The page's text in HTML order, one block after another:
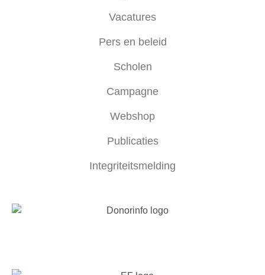
Vacatures
Pers en beleid
Scholen
Campagne
Webshop
Publicaties
Integriteitsmelding